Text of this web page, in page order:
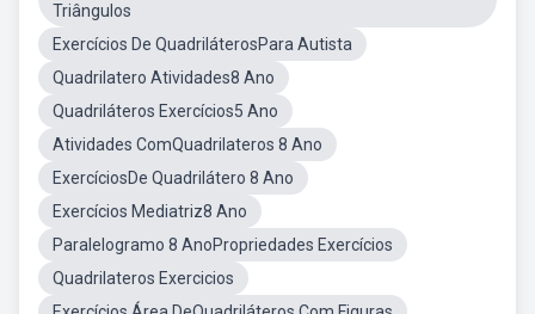
Triângulos
Exercícios De QuadriláterosPara Autista
Quadrilatero Atividades8 Ano
Quadriláteros Exercícios5 Ano
Atividades ComQuadrilateros 8 Ano
ExercíciosDe Quadrilátero 8 Ano
Exercícios Mediatriz8 Ano
Paralelogramo 8 AnoPropriedades Exercícios
Quadrilateros Exercicios